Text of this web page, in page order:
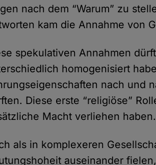
nach dem “Warum” zu
kam die Annahme von
spekulativen Annahmen
homogenisiert
nach und
Diese erste “religiöse”
Macht verliehen haben.
als in komplexeren
auseinander